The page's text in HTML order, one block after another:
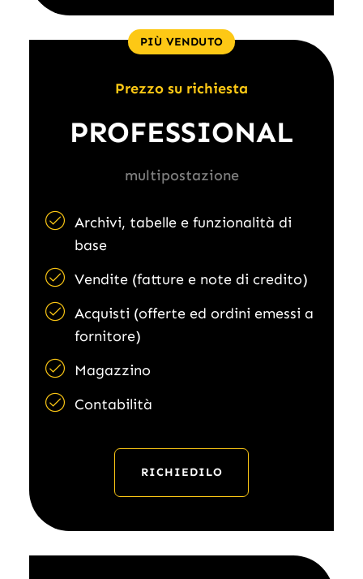
PIÙ VENDUTO
Prezzo su richiesta
PROFESSIONAL
multipostazione
Archivi, tabelle e funzionalità di
base
Vendite (fatture e note di credito)
Acquisti (offerte ed ordini emessi a
fornitore)
Magazzino
Contabilità
RICHIEDILO